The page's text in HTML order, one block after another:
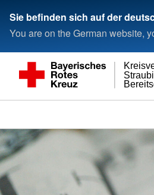
Sie befinden sich auf der
You are on the German website,